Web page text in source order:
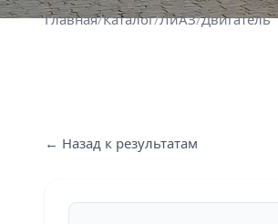
Главная/Каталог/ЛиАЗ/Двигатель
← Назад к результатам